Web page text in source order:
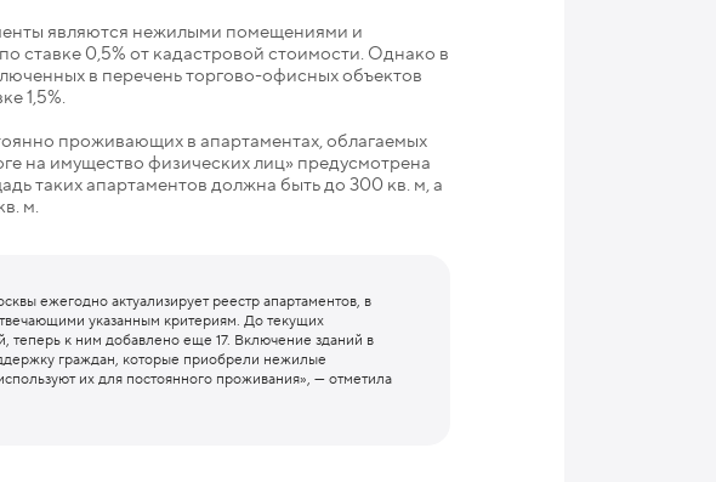
являются нежилыми помещениями и
ставке 0,5% от кадастровой стоимости. Однако в
в перечень торгово-офисных объектов
1,5%.
проживающих в апартаментах, облагаемых
на имущество физических лиц» предусмотрена
таких апартаментов должна быть до 300 кв. м, а
м.
ежегодно актуализирует реестр апартаментов, в
указанным критериям. До текущих
теперь к ним добавлено еще 17. Включение зданий в
граждан, которые приобрели нежилые
их для постоянного проживания», — отметила